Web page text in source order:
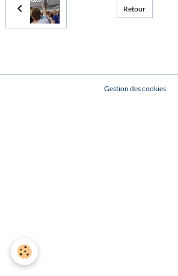
Retour
Gestion des cookies